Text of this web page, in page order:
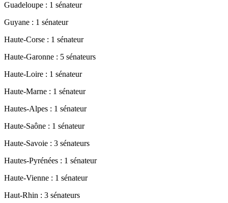
Guadeloupe : 1 sénateur
Guyane : 1 sénateur
Haute-Corse : 1 sénateur
Haute-Garonne : 5 sénateurs
Haute-Loire : 1 sénateur
Haute-Marne : 1 sénateur
Hautes-Alpes : 1 sénateur
Haute-Saône : 1 sénateur
Haute-Savoie : 3 sénateurs
Hautes-Pyrénées : 1 sénateur
Haute-Vienne : 1 sénateur
Haut-Rhin : 3 sénateurs